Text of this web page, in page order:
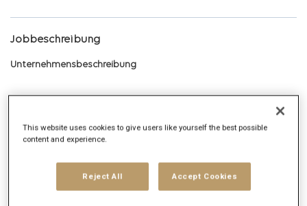
Jobbeschreibung
Unternehmensbeschreibung
Publicis Media ist das weltweit zweitgrößte
Kommunikationskonzerns Publicis Groupe. Als globale Holding
This website uses cookies to give users like yourself the best possible
content and experience.
Reject All Accept Cookies